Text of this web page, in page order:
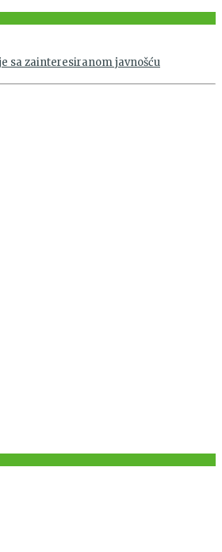
sa zainteresiranom javnošću